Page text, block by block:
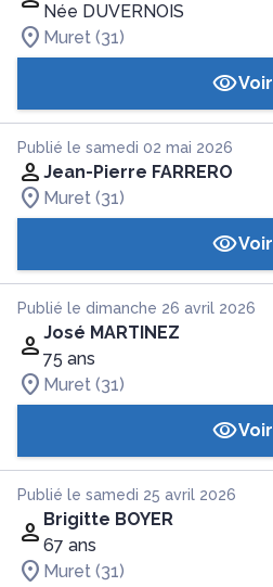
Née DUVERNOIS
Muret (31)
Voir
Publié le samedi 02 mai 2026
Jean-Pierre FARRERO
Muret (31)
Voir
Publié le dimanche 26 avril 2026
José MARTINEZ
75 ans
Muret (31)
Voir
Publié le samedi 25 avril 2026
Brigitte BOYER
67 ans
Muret (31)